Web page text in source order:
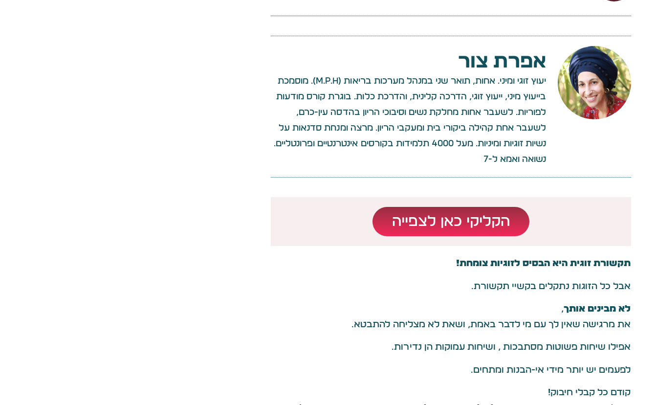
אפרת צור
יעוץ זוגי ומיני. אחות, תואר שני במנהל מערכות בריאות (M.P.H). מוסמכת
בייעוץ מיני, ייעוץ זוגי, הדרכה קלינית, והדרכת כלות. בוגרת קורס מודעות
לפוריות. לשעבר אחות מחלקת נשים וסיבוכי הריון בהדסה עין-כרם,
לשעבר אחת קהילה ביקורי בית ומעקבי הריון. מרצה ומנחת סדנאות על
נשיות זוגיות ומיניות. מעל 4000 תלמידות בקורסים אינטרנטיים ופרונטליים.
נשואה ואמא ל-7
הקליקי כאן לצפייה
תקשורת זוגית היא הבסיס לזוגיות צומחת!
אבל כל הזוגות נתקלים בקשיי תקשורת.
לא מבינים אותך,
את מרגישה שאין לך עם מי לדבר באמת, ושאת לא מצליחה להתבטא.
אפילו שיחות פשוטות מסתבכות , ושיחות עמוקות הן נדירות.
לפעמים יש יותר מידי אי-הבנות ומתחים.
קודם כל קבלי חיבוק!